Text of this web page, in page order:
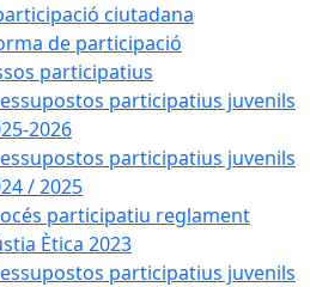
ciutadana
de participació
participatius
participatius juvenils
2026
participatius juvenils
/ 2025
participatiu reglament
Ètica 2023
participatius juvenils